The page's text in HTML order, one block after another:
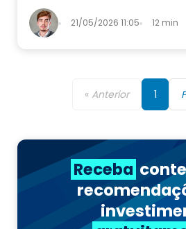
21/05/2026 11:05 12 min
« Anterior 1
Receba